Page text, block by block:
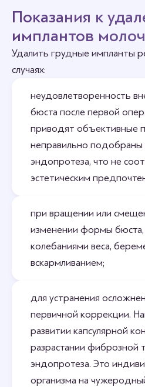
Показания к
имплантов
Удалить грудные импланты
случаях:
неудовлетворенность
бюста после первой
приводят объективные
неправильно
эндопротеза, что не
эстетическим
при вращении или
изменении формы бюста,
колебаниями веса,
вскармливанием;
для устранения
первичной коррекции.
развитии капсулярной
разрастании фиброзной
эндопротеза. Это
организма на